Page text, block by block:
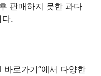
판매하지 못한 과다
다.
바로가기”에서 다양한